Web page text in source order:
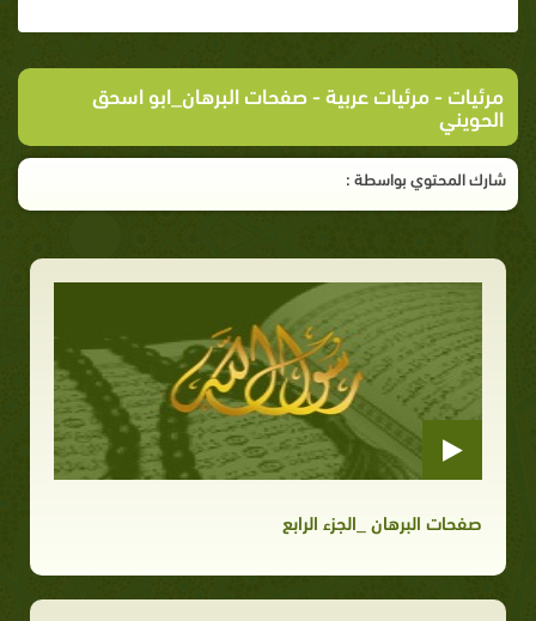
مرئيات -مرئيات عربية- صفحات البرهان_ابو اسحق
الحويني
شارك المحتوي بواسطة :
صفحات البرهان _الجزء الرابع